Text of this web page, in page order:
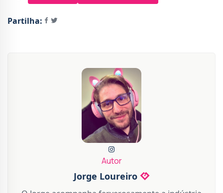
Partilha:
Autor
Jorge Loureiro